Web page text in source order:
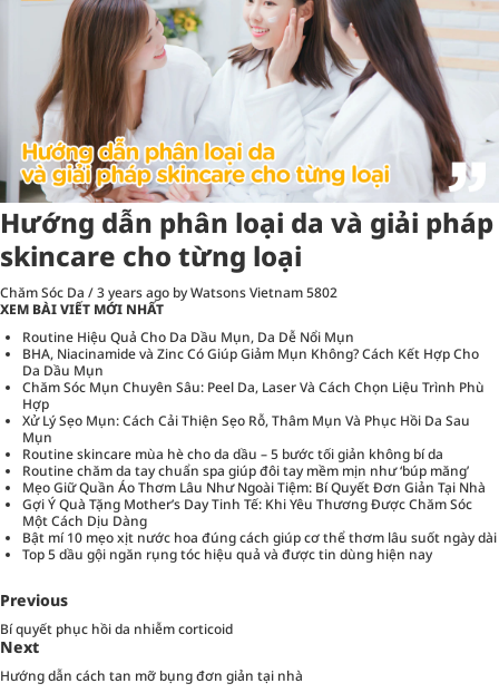
Hướng dẫn phân loại da và giải pháp
skincare cho từng loại
Chăm Sóc Da /3 years ago by Watsons Vietnam5802
XEM BÀI VIẾT MỚI NHẤT
Routine Hiệu Quả Cho Da Dầu Mụn, Da Dễ Nổi Mụn
BHA, Niacinamide và Zinc Có Giúp Giảm Mụn Không? Cách Kết Hợp Cho
Da Dầu Mụn
Chăm Sóc Mụn Chuyên Sâu: Peel Da, Laser Và Cách Chọn Liệu Trình Phù
Hợp
Xử Lý Sẹo Mụn: Cách Cải Thiện Sẹo Rỗ, Thâm Mụn Và Phục Hồi Da Sau
Mụn
Routine skincare mùa hè cho da dầu – 5 bước tối giản không bí da
Routine chăm da tay chuẩn spa giúp đôi tay mềm mịn như ‘búp măng’
Mẹo Giữ Quần Áo Thơm Lâu Như Ngoài Tiệm: Bí Quyết Đơn Giản Tại Nhà
Gợi Ý Quà Tặng Mother’s Day Tinh Tế: Khi Yêu Thương Được Chăm Sóc
Một Cách Dịu Dàng
Bật mí 10 mẹo xịt nước hoa đúng cách giúp cơ thể thơm lâu suốt ngày dài
Top 5 dầu gội ngăn rụng tóc hiệu quả và được tin dùng hiện nay
Previous
Bí quyết phục hồi da nhiễm corticoid
Next
Hướng dẫn cách tan mỡ bụng đơn giản tại nhà